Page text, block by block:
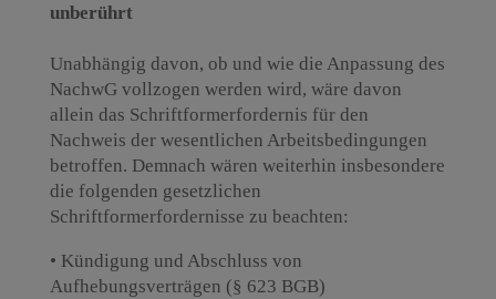
unberührt
Unabhängig davon, ob und wie die Anpassung des
NachwG vollzogen werden wird, wäre davon
allein das Schriftformerfordernis für den
Nachweis der wesentlichen Arbeitsbedingungen
betroffen. Demnach wären weiterhin insbesondere
die folgenden gesetzlichen
Schriftformerfordernisse zu beachten:
• Kündigung und Abschluss von
Aufhebungsverträgen (§ 623 BGB)